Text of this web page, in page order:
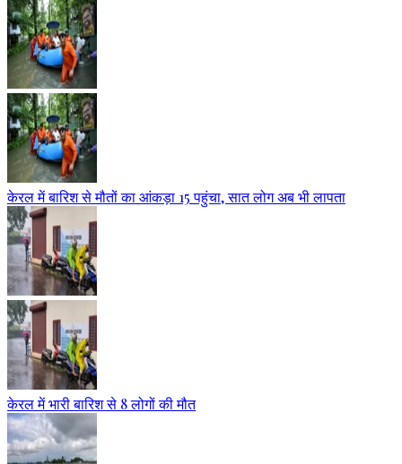
केरल में बारिश से मौतों का आंकड़ा 15 पहुंचा, सात लोग अब भी लापता
केरल में भारी बारिश से 8 लोगों की मौत